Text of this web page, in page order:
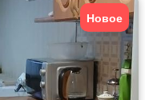
Новое